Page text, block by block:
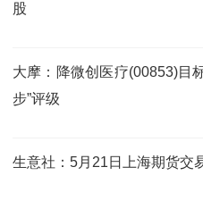
股
大摩：降微创医疗(00853)目
步”评级
生意社：5月21日上海期货交